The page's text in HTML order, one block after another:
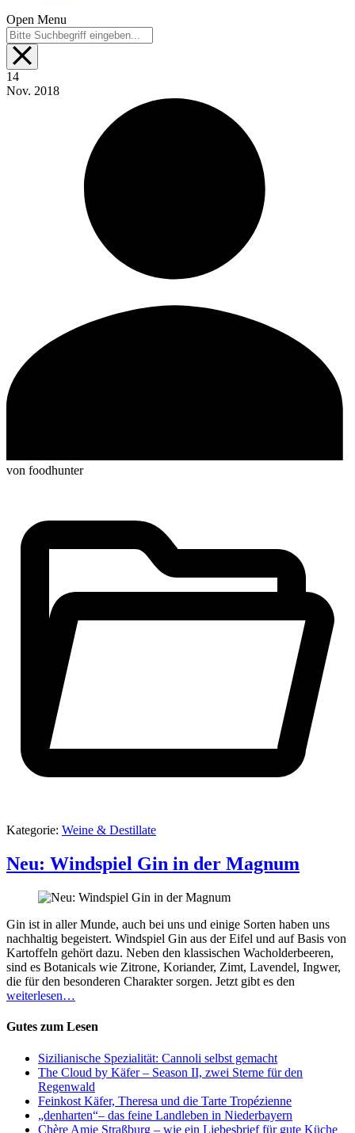
Open Menu
14
Nov. 2018
von foodhunter
Kategorie: Weine & Destillate
Neu: Windspiel Gin in der Magnum
Gin ist in aller Munde, auch bei uns und einige Sorten haben uns
nachhaltig begeistert. Windspiel Gin aus der Eifel und auf Basis von
Kartoffeln gehört dazu. Neben den klassischen Wacholderbeeren,
sind es Botanicals wie Zitrone, Koriander, Zimt, Lavendel, Ingwer,
die für den besonderen Charakter sorgen. Jetzt gibt es den
weiterlesen…
Gutes zum Lesen
Sizilianische Spezialität: Cannoli selbst gemacht
The Cloud by Käfer – Season II, zwei Sterne für den
Regenwald
Feinkost Käfer, Theresa und die Tarte Tropézienne
„denharten“– das feine Landleben in Niederbayern
Chère Amie Straßburg – wie ein Liebesbrief für gute Küche